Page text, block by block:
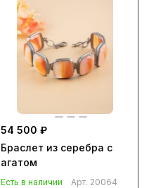
54 500 ₽
Браслет из серебра с
агатом
Есть в наличии Арт. 20064